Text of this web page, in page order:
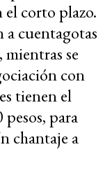
el corto plazo.
a cuentagotas
mientras se
con
tienen el
para
chantaje a